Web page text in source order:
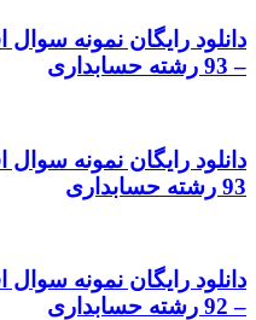
– 93 رشته حسابداری
93 رشته حسابداری
– 92 رشته حسابداری